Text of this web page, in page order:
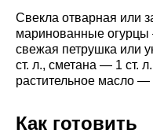
Свекла отварная или
маринованные огурцы
свежая петрушка или
ст. л., сметана — 1 ст.
растительное масло —
Как готовить